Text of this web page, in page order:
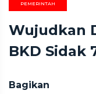
PEMERINTAH
Wujudkan
BKD Sidak
Bagikan